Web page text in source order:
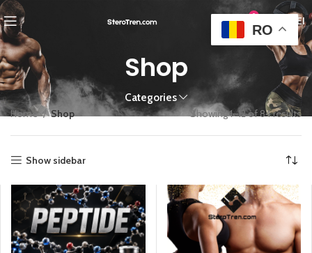
0 LEI
Shop
Categories
Home Shop Showing 1–12 of 84 results
Show sidebar
RO